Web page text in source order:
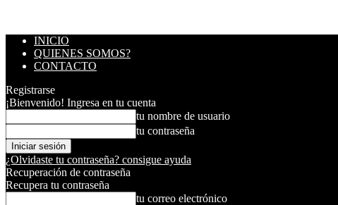
INICIO
QUIENES SOMOS?
CONTACTO
Registrarse
¡Bienvenido! Ingresa en tu cuenta
tu nombre de usuario
tu contraseña
¿Olvidaste tu contraseña? consigue ayuda
Recuperación de contraseña
Recupera tu contraseña
tu correo electrónico